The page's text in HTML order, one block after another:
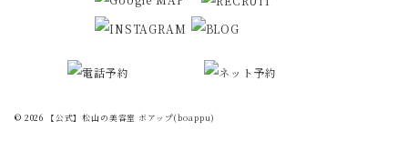
© 2026 【公式】松山の美容室 ボアップ(boappu)